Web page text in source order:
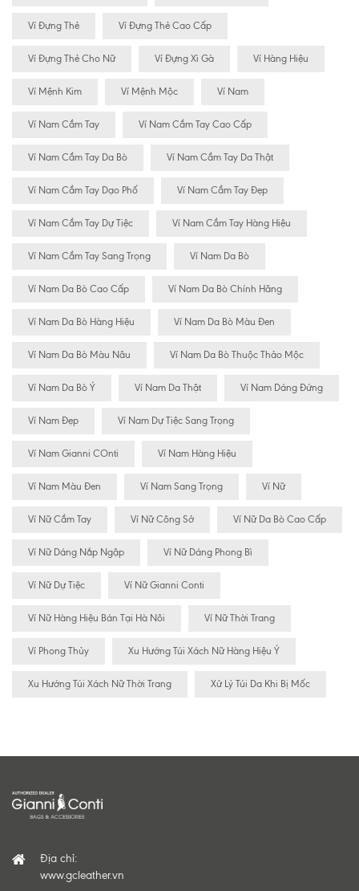
Ví Đựng Thẻ Ví Đựng Thẻ Cao Cấp
Ví Đựng Thẻ Cho Nữ Ví Đựng Xì Gà Ví Hàng Hiệu
Ví Mệnh Kim Ví Mệnh Mộc Ví Nam
Ví Nam Cầm Tay Ví Nam Cầm Tay Cao Cấp
Ví Nam Cầm Tay Da Bò Ví Nam Cầm Tay Da Thật
Ví Nam Cầm Tay Dạo Phố Ví Nam Cầm Tay Đẹp
Ví Nam Cầm Tay Dự Tiệc Ví Nam Cầm Tay Hàng Hiệu
Ví Nam Cầm Tay Sang Trọng Ví Nam Da Bò
Ví Nam Da Bò Cao Cấp Ví Nam Da Bò Chính Hãng
Ví Nam Da Bò Hàng Hiệu Ví Nam Da Bò Màu Đen
Ví Nam Da Bò Màu Nâu Ví Nam Da Bò Thuộc Thảo Mộc
Ví Nam Da Bò Ý Ví Nam Da Thật Ví Nam Dáng Đứng
Ví Nam Đẹp Ví Nam Dự Tiệc Sang Trọng
Ví Nam Gianni COnti Ví Nam Hàng Hiệu
Ví Nam Màu Đen Ví Nam Sang Trọng Ví Nữ
Ví Nữ Cầm Tay Ví Nữ Công Sở Ví Nữ Da Bò Cao Cấp
Ví Nữ Dáng Nắp Ngập Ví Nữ Dáng Phong Bì
Ví Nữ Dự Tiệc Ví Nữ Gianni Conti
Ví Nữ Hàng Hiệu Bán Tại Hà Nôi Ví Nữ Thời Trang
Ví Phong Thủy Xu Hướng Túi Xách Nữ Hàng Hiệu Ý
Xu Hướng Túi Xách Nữ Thời Trang Xử Lý Túi Da Khi Bị Mốc
Địa chỉ:
www.gcleather.vn